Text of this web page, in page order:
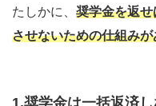
たしかに、 奨学金を返
させないための仕組み